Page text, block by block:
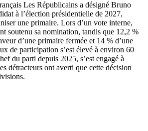
Les Républicains a désigné Bruno
à l’élection présidentielle de 2027,
une primaire. Lors d’un vote interne,
soutenu sa nomination, tandis que 12,2 %
d’une primaire fermée et 14 % d’une
de participation s’est élevé à environ 60
du parti depuis 2025, s’est engagé à
détracteurs ont averti que cette décision